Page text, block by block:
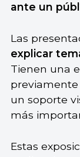
ante un
Las
explicar
Tienen una
un soporte
más
Estas